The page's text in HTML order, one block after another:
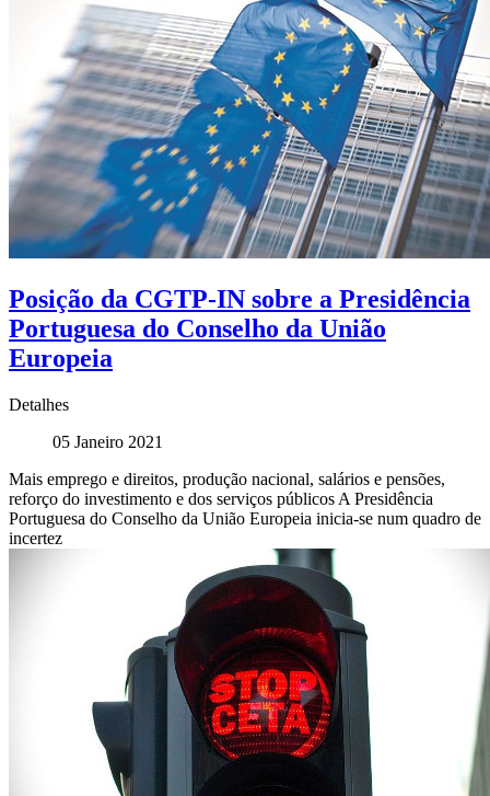
Posição da CGTP-IN sobre a Presidência
Portuguesa do Conselho da União
Europeia
Detalhes
05 Janeiro 2021
Mais emprego e direitos, produção nacional, salários e pensões,
reforço do investimento e dos serviços públicos A Presidência
Portuguesa do Conselho da União Europeia inicia-se num quadro de
incertez